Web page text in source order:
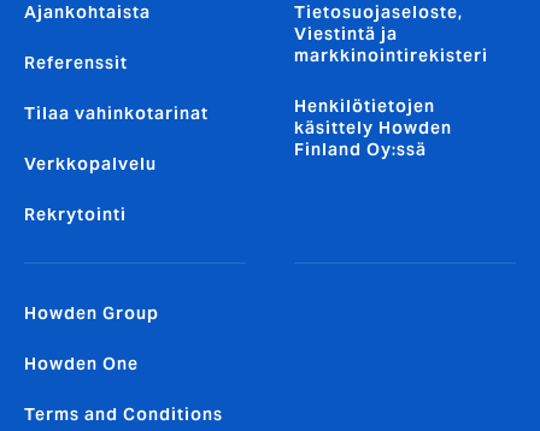
Ajankohtaista
Referenssit
Tilaa vahinkotarinat
Verkkopalvelu
Rekrytointi
Tietosuojaseloste,
Viestintä ja
markkinointirekisteri
Henkilötietojen
käsittely Howden
Finland Oy:ssä
Howden Group
Howden One
Terms and Conditions